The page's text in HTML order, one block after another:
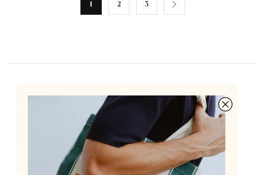
1 2 3
Des lunettes françaises à 155€, pensées par deux